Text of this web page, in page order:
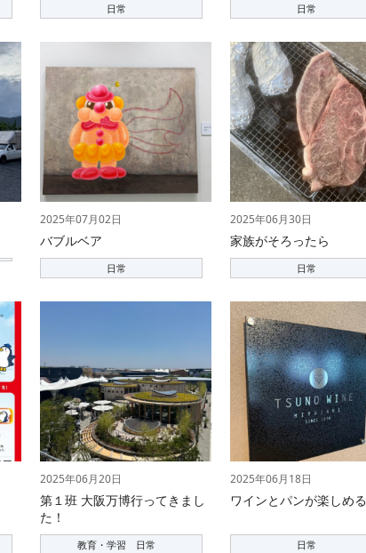
日常 日常
2025年07月02日
バブルベア
日常
2025年06月30日
家族がそろったら
日常
2025年06月20日
第１班 大阪万博行ってきまし
た！
教育・学習 日常
2025年06月18日
ワインとパンが楽しめる
日常